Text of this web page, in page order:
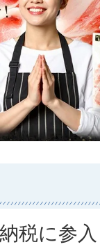
税に参